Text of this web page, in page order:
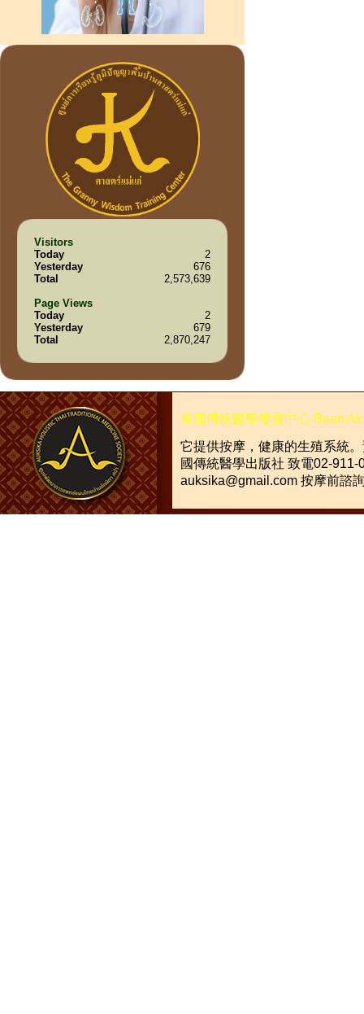
Visitors
Today
2
Yesterday
676
Total
2,573,639
Page Views
Today
2
Yesterday
679
Total
2,870,247
泰國傳統醫學發展中心 Baan
它提供按摩，健康的生殖系統。
國傳統醫學出版社 致電02-911-
auksika@gmail.com 按摩前諮